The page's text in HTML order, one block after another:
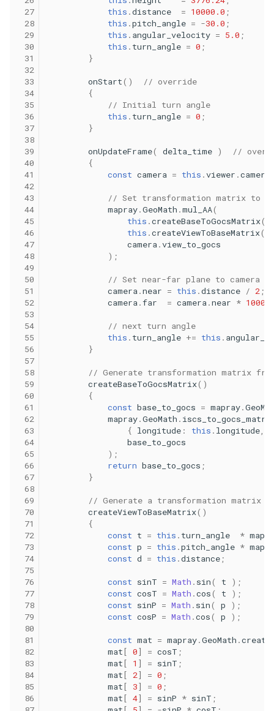
27
28
29
30
31
32
33
34
35
36
37
38
39
40
41
42
43
44
45
46
47
48
49
50
51
52
53
54
55
56
57
58
59
60
61
62
63
64
65
66
67
68
69
70
71
72
73
74
75
76
77
78
79
80
81
82
83
84
85
86
this .distance = 10000.0 ;
this .pitch_angle = -30.0 ;
this . angular_velocity = 5.0 ;
this . turn_angle = 0 ;
}
onStart()
// override
{
// Initial turn angle
this . turn_angle = 0 ;
}
onUpdateFrame( delta_time )
//
{
const camera = this .viewer .camera
// Set transformation matrix to
mapray.GeoMath .mul_AA(
this .createBaseToGocsMatrix
this .createViewToBaseMatrix
camera.view_to_gocs
);
// Set near-far plane to camera
camera.near = this .distance / 2;
camera.far = camera.near * 1000
// next turn angle
this . turn_angle += this .
}
// Generate transformation matrix
createBaseToGocsMatrix()
{
const base_to_gocs = mapray.
mapray.GeoMath .
{ longitude : this . longitude,
base_to_gocs
);
return base_to_gocs ;
}
// Generate a transformation matrix
createViewToBaseMatrix()
{
const t = this . turn_angle *
const p = this .pitch_angle *
const d = this .distance;
const sinT = Math . sin( t
);
const cosT = Math .cos( t
);
const sinP = Math . sin( p
);
const cosP = Math .cos( p );
const mat = mapray.GeoMath .
mat[ 0] = cosT ;
mat[ 1 ] = sinT ;
mat[ 2] = 0 ;
mat[ 3] = 0 ;
mat[ 4] = sinP * sinT ;